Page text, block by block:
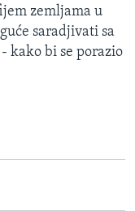
zemljama u
saradjivati sa
kako bi se porazio